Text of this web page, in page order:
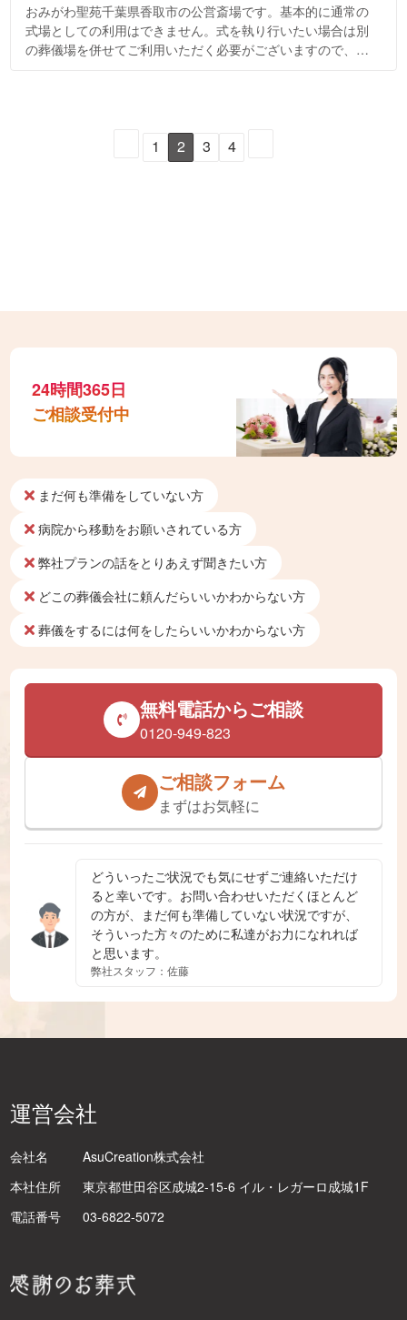
おみがわ聖苑千葉県香取市の公営斎場です。基本的に通常の
式場としての利用はできません。式を執り行いたい場合は別
の葬儀場を併せてご利用いただく必要がございますので、ご
1 2 3 4
24時間365日
ご相談受付中
まだ何も準備をしていない方
病院から移動をお願いされている方
弊社プランの話をとりあえず聞きたい方
どこの葬儀会社に頼んだらいいかわからない方
葬儀をするには何をしたらいいかわからない方
ご相談フォーム
まずはお気軽に
無料電話からご相談
0120-949-823
どういったご状況でも気にせずご連絡いただけ
ると幸いです。お問い合わせいただくほとんど
の方が、まだ何も準備していない状況ですが、
そういった方々のために私達がお力になれれば
と思います。
弊社スタッフ：佐藤
運営会社
会社名
AsuCreation株式会社
本社住所
東京都世田谷区成城2-15-6 イル・レガーロ成城1F
電話番号
03-6822-5072